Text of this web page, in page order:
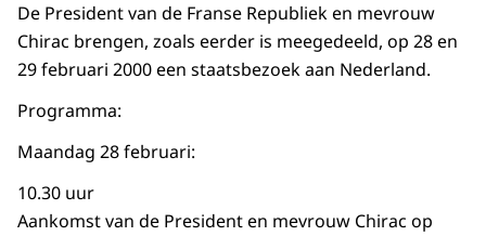
De President van de Franse Republiek en mevrouw
Chirac brengen, zoals eerder is meegedeeld, op 28 en
29 februari 2000 een staatsbezoek aan Nederland.
Programma:
Maandag 28 februari:
10.30 uur
Aankomst van de President en mevrouw Chirac op